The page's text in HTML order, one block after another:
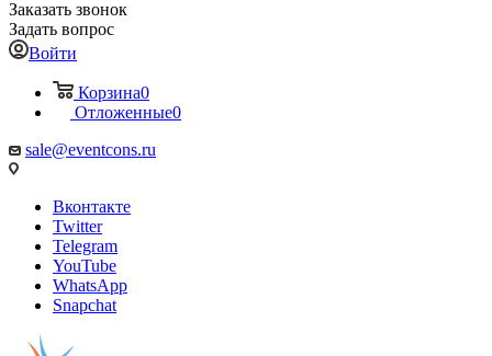
Заказать звонок
Задать вопрос
Войти
Корзина0
Отложенные0
sale@eventcons.ru
Вконтакте
Twitter
Telegram
YouTube
WhatsApp
Snapchat